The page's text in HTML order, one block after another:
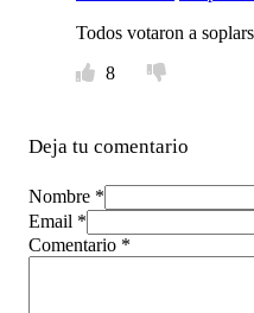
Todos votaron a
8
Deja tu comentario
Nombre *
Email *
Comentario *